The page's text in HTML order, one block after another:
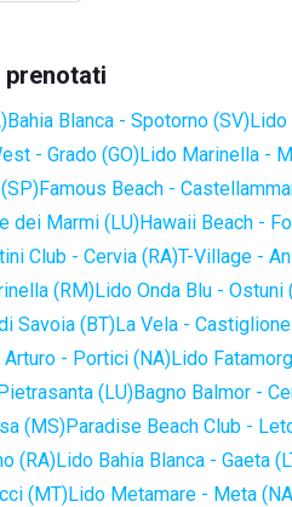
prenotati
Bahia Blanca - Spotorno (SV)Lido
- Grado (GO)Lido Marinella -
Famous Beach -
dei Marmi (LU)Hawaii Beach -
Club - Cervia (RA)T-Village -
(RM)Lido Onda Blu - Ostuni
Savoia (BT)La Vela -
Arturo - Portici (NA)Lido
(LU)Bagno Balmor -
(MS)Paradise Beach Club -
(RA)Lido Bahia Blanca - Gaeta
(MT)Lido Metamare - Meta